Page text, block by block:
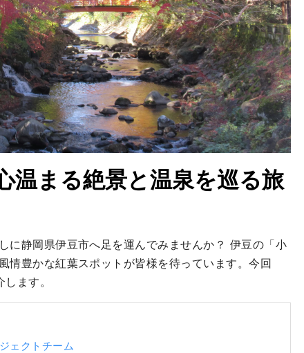
温まる絶景と温泉を巡る旅
に静岡県伊豆市へ足を運んでみませんか？ 伊豆の「小
情豊かな紅葉スポットが皆様を待っています。今回
ます。
ェクトチーム